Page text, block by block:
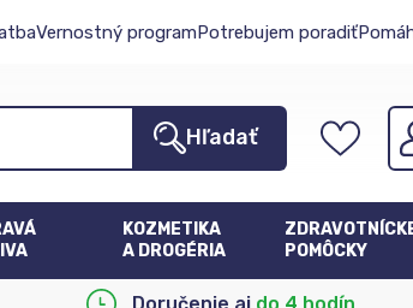
Vernostný programPotrebujem poradiť
Hľadať
KOZMETIKA
A DROGÉRIA
POMÔCKY
Doručenie aj do 4 hodín